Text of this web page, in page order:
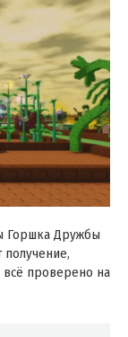
Горшка Дружбы
проверено на